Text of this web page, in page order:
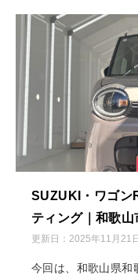
SUZUKI・ワゴン
ティング｜和歌山
更新日： 2025年11月21日
今回は、和歌山県和